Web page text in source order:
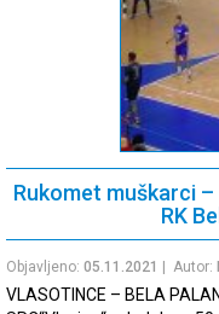
Rukomet muškarci
RK
Objavljeno: 05.11.2021 | Autor:
VLASOTINCE – BELA